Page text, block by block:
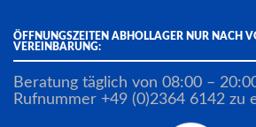
ÖFFNUNGSZEITEN ABHOLLAGER NUR NACH
VEREINBARUNG:
Beratung täglich von 08:00 –
Rufnummer +49 (0)2364 6142 zu